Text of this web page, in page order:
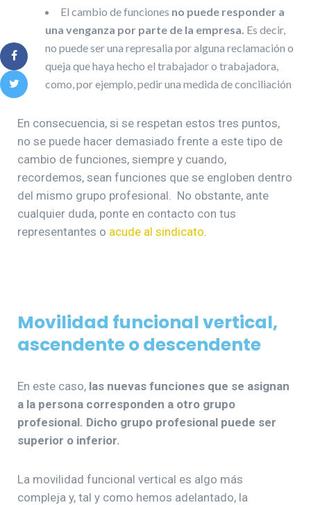
El cambio de funciones no puede responder a
una venganza por parte de la empresa. Es decir,
no puede ser una represalia por alguna reclamación o
queja que haya hecho el trabajador o trabajadora,
como, por ejemplo, pedir una medida de conciliación
En consecuencia, si se respetan estos tres puntos,
no se puede hacer demasiado frente a este tipo de
cambio de funciones, siempre y cuando,
recordemos, sean funciones que se engloben dentro
del mismo grupo profesional. No obstante, ante
cualquier duda, ponte en contacto con tus
representantes o acude al sindicato
Movilidad funcional vertical,
ascendente o descendente
En este caso, las nuevas funciones que se asignan
a la persona corresponden a otro grupo
profesional. Dicho grupo profesional puede ser
superior o inferior.
La movilidad funcional vertical es algo más
compleja y, tal y como hemos adelantado, la